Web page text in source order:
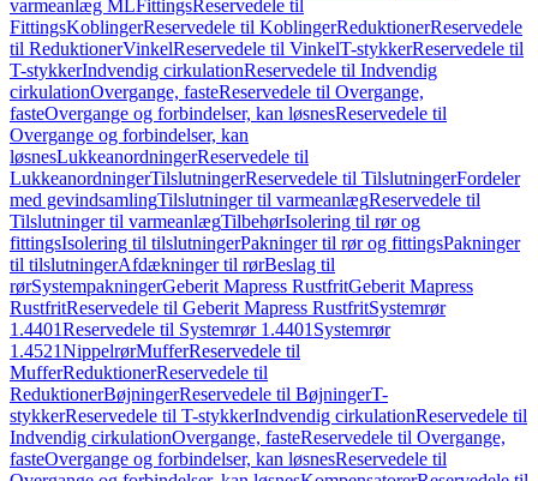
varmeanlæg MLFittingsReservedele til
FittingsKoblingerReservedele til KoblingerReduktionerReservedele
til ReduktionerVinkelReservedele til VinkelT-stykkerReservedele til
T-stykkerIndvendig cirkulationReservedele til Indvendig
cirkulationOvergange, fasteReservedele til Overgange,
fasteOvergange og forbindelser, kan løsnesReservedele til
Overgange og forbindelser, kan
løsnesLukkeanordningerReservedele til
LukkeanordningerTilslutningerReservedele til TilslutningerFordeler
med gevindsamlingTilslutninger til varmeanlægReservedele til
Tilslutninger til varmeanlægTilbehørIsolering til rør og
fittingsIsolering til tilslutningerPakninger til rør og fittingsPakninger
til tilslutningerAfdækninger til rørBeslag til
rørSystempakningerGeberit Mapress RustfritGeberit Mapress
RustfritReservedele til Geberit Mapress RustfritSystemrør
1.4401Reservedele til Systemrør 1.4401 Systemrør
1.4521NippelrørMufferReservedele til
MufferReduktionerReservedele til
ReduktionerBøjningerReservedele til BøjningerT-
stykkerReservedele til T-stykkerIndvendig cirkulationReservedele til
Indvendig cirkulationOvergange, fasteReservedele til Overgange,
fasteOvergange og forbindelser, kan løsnesReservedele til